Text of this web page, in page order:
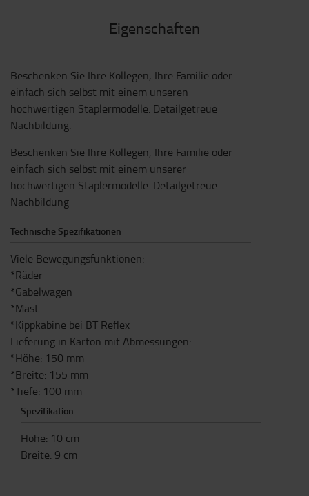
Eigenschaften
Beschenken Sie Ihre Kollegen, Ihre Familie oder
einfach sich selbst mit einem unseren
hochwertigen Staplermodelle. Detailgetreue
Nachbildung.
Beschenken Sie Ihre Kollegen, Ihre Familie oder
einfach sich selbst mit einem unserer
hochwertigen Staplermodelle. Detailgetreue
Nachbildung
Technische Spezifikationen
Viele Bewegungsfunktionen:
*Räder
*Gabelwagen
*Mast
*Kippkabine bei BT Reflex
Lieferung in Karton mit Abmessungen:
*Höhe: 150 mm
*Breite: 155 mm
*Tiefe: 100 mm
Spezifikation
Höhe: 10 cm
Breite: 9 cm